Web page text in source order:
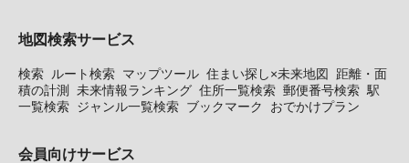
地図検索サービス
検索 ルート検索 マップツール 住まい探し×未来地図
距離・面
積の計測 未来情報ランキング 住所一覧検索 郵便番号検索 駅
一覧検索 ジャンル一覧検索 ブックマーク おでかけプラン
会員向けサービス